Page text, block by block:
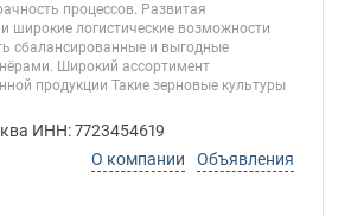
процессов. Развитая
широкие логистические возможности
сбалансированные и выгодные
Широкий ассортимент
продукции Такие зерновые культуры
ИНН: 7723454619
О компании
Объявления